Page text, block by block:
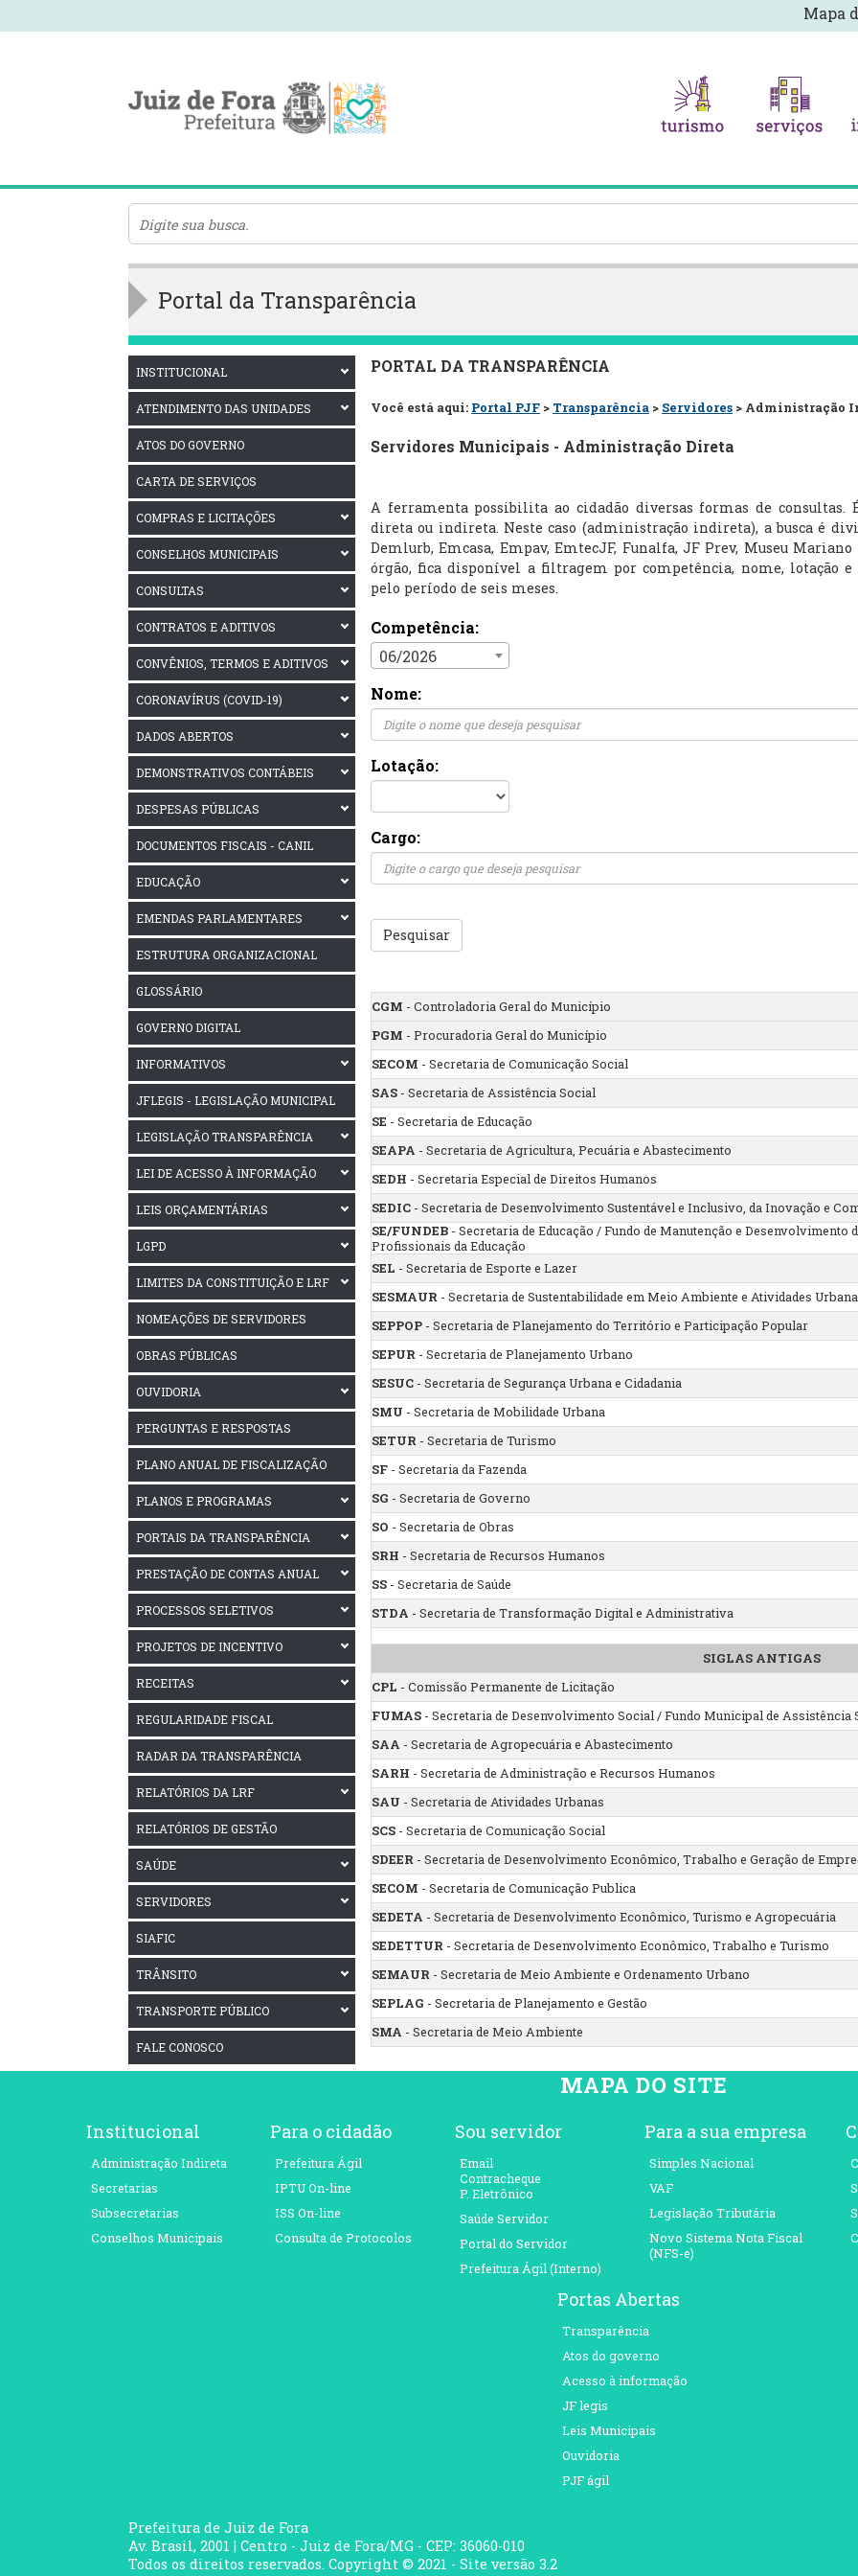
Mapa
Portal da Transparência
INSTITUCIONAL
ATENDIMENTO DAS UNIDADES
ATOS DO GOVERNO
CARTA DE SERVIÇOS
COMPRAS E LICITAÇÕES
CONSELHOS MUNICIPAIS
CONSULTAS
CONTRATOS E ADITIVOS
CONVÊNIOS, TERMOS E ADITIVOS
CORONAVÍRUS (COVID-19)
DADOS ABERTOS
DEMONSTRATIVOS CONTÁBEIS
DESPESAS PÚBLICAS
DOCUMENTOS FISCAIS - CANIL
EDUCAÇÃO
EMENDAS PARLAMENTARES
ESTRUTURA ORGANIZACIONAL
GLOSSÁRIO
GOVERNO DIGITAL
INFORMATIVOS
JFLEGIS - LEGISLAÇÃO MUNICIPAL
LEGISLAÇÃO TRANSPARÊNCIA
LEI DE ACESSO À INFORMAÇÃO
LEIS ORÇAMENTÁRIAS
LGPD
LIMITES DA CONSTITUIÇÃO E LRF
NOMEAÇÕES DE SERVIDORES
OBRAS PÚBLICAS
OUVIDORIA
PERGUNTAS E RESPOSTAS
PLANO ANUAL DE FISCALIZAÇÃO
PLANOS E PROGRAMAS
PORTAIS DA TRANSPARÊNCIA
PRESTAÇÃO DE CONTAS ANUAL
PROCESSOS SELETIVOS
PROJETOS DE INCENTIVO
RECEITAS
REGULARIDADE FISCAL
RADAR DA TRANSPARÊNCIA
RELATÓRIOS DA LRF
RELATÓRIOS DE GESTÃO
SAÚDE
SERVIDORES
SIAFIC
TRÂNSITO
TRANSPORTE PÚBLICO
FALE CONOSCO
PORTAL DA TRANSPARÊNCIA
Você está aqui: Portal PJF > Transparência > Servidores > Administração
Servidores Municipais - Administração Direta
A ferramenta possibilita ao cidadão diversas formas de consultas.
direta ou indireta. Neste caso (administração indireta), a busca é
Demlurb, Emcasa, Empav, EmtecJF, Funalfa, JF Prev, Museu
órgão, fica disponível a filtragem por competência, nome, lotação
pelo período de seis meses.
Competência:
06/2026
Nome:
Lotação:
Cargo:
Pesquisar
CGM - Controladoria Geral do Município
PGM - Procuradoria Geral do Município
SECOM - Secretaria de Comunicação Social
SAS - Secretaria de Assistência Social
SE - Secretaria de Educação
SEAPA - Secretaria de Agricultura, Pecuária e Abastecimento
SEDH - Secretaria Especial de Direitos Humanos
SEDIC - Secretaria de Desenvolvimento Sustentável e Inclusivo, da Inovação e
SE/FUNDEB - Secretaria de Educação / Fundo de Manutenção e Desenvolvimento
Profissionais da Educação
SEL - Secretaria de Esporte e Lazer
SESMAUR - Secretaria de Sustentabilidade em Meio Ambiente e Atividades
SEPPOP - Secretaria de Planejamento do Território e Participação Popular
SEPUR - Secretaria de Planejamento Urbano
SESUC - Secretaria de Segurança Urbana e Cidadania
SMU - Secretaria de Mobilidade Urbana
SETUR - Secretaria de Turismo
SF - Secretaria da Fazenda
SG - Secretaria de Governo
SO - Secretaria de Obras
SRH - Secretaria de Recursos Humanos
SS - Secretaria de Saúde
STDA - Secretaria de Transformação Digital e Administrativa
SIGLAS ANTIGAS
CPL - Comissão Permanente de Licitação
FUMAS - Secretaria de Desenvolvimento Social / Fundo Municipal de Assistência
SAA - Secretaria de Agropecuária e Abastecimento
SARH - Secretaria de Administração e Recursos Humanos
SAU - Secretaria de Atividades Urbanas
SCS - Secretaria de Comunicação Social
SDEER - Secretaria de Desenvolvimento Econômico, Trabalho e Geração de
SECOM - Secretaria de Comunicação Publica
SEDETA - Secretaria de Desenvolvimento Econômico, Turismo e Agropecuária
SEDETTUR - Secretaria de Desenvolvimento Econômico, Trabalho e Turismo
SEMAUR - Secretaria de Meio Ambiente e Ordenamento Urbano
SEPLAG - Secretaria de Planejamento e Gestão
SMA - Secretaria de Meio Ambiente
MAPA DO SITE
Institucional
Administração Indireta
Secretarias
Subsecretarias
Conselhos Municipais
Para o cidadão
Prefeitura Ágil
IPTU On-line
ISS On-line
Consulta de Protocolos
Sou servidor
Email
Contracheque
P. Eletrônico
Saúde Servidor
Portal do Servidor
Prefeitura Ágil (Interno)
Para a sua empresa
Simples Nacional
VAF
Legislação Tributária
Novo Sistema Nota Fiscal
(NFS-e)
Portas Abertas
Transparência
Atos do governo
Acesso à informação
JF legis
Leis Municipais
Ouvidoria
PJF ágil
Prefeitura de Juiz de Fora
Av. Brasil, 2001 | Centro - Juiz de Fora/MG - CEP: 36060-010
Todos os direitos reservados. Copyright © 2021 - Site versão 3.2